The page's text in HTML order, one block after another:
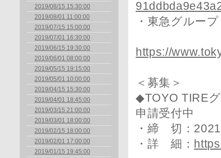
2019/08/15 15:30:00
2019/08/01 11:00:00
2019/07/15 15:00:00
2019/07/01 16:30:00
2019/06/15 19:30:00
2019/06/01 08:00:00
2019/05/15 19:15:00
2019/05/01 10:00:00
2019/04/15 15:30:00
2019/04/01 18:45:00
2019/03/15 21:00:00
2019/03/01 18:00:00
2019/02/15 18:00:00
2019/02/01 17:00:00
2019/01/15 19:45:00
・東急グルー
https://
＜募集＞
◆TOYO TIRE
申請受付中
・締 切：
・詳 細：